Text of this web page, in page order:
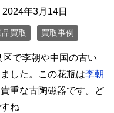
2024年3月14日
買取 買取事例
で李朝や中国の古い
した。この花瓶は李朝
重な古陶磁器です。ど
ね